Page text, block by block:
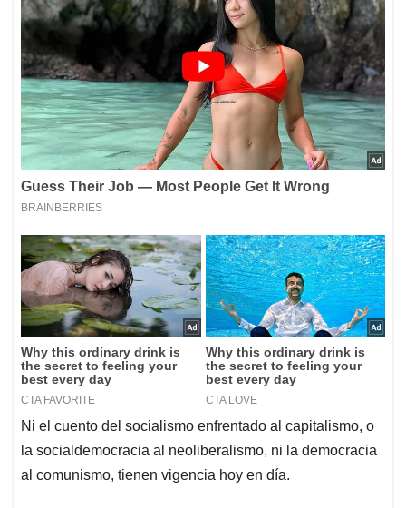
Ni el cuento del socialismo enfrentado al capitalismo, o
la socialdemocracia al neoliberalismo, ni la democracia
al comunismo, tienen vigencia hoy en día.